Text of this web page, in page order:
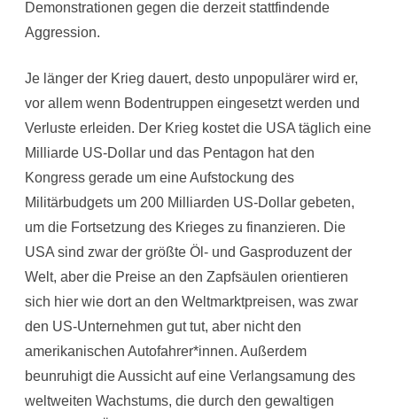
Demonstrationen gegen die derzeit stattfindende
Aggression.
Je länger der Krieg dauert, desto unpopulärer wird er,
vor allem wenn Bodentruppen eingesetzt werden und
Verluste erleiden. Der Krieg kostet die USA täglich eine
Milliarde US-Dollar und das Pentagon hat den
Kongress gerade um eine Aufstockung des
Militärbudgets um 200 Milliarden US-Dollar gebeten,
um die Fortsetzung des Krieges zu finanzieren. Die
USA sind zwar der größte Öl- und Gasproduzent der
Welt, aber die Preise an den Zapfsäulen orientieren
sich hier wie dort an den Weltmarktpreisen, was zwar
den US-Unternehmen gut tut, aber nicht den
amerikanischen Autofahrer*innen. Außerdem
beunruhigt die Aussicht auf eine Verlangsamung des
weltweiten Wachstums, die durch den gewaltigen